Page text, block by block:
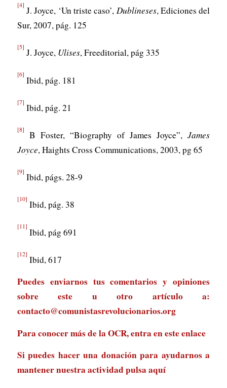
[4] J. Joyce, ‘Un triste caso’, Dublineses, Ediciones del
Sur, 2007, pág. 125
[5] J. Joyce, Ulises, Freeditorial, pág 335
[6] Ibid, pág. 181
[7] Ibid, pág. 21
[8] B Foster, “Biography of James Joyce”,James
Joyce, Haights Cross Communications, 2003, pg 65
[9] Ibid, págs. 28-9
[10] Ibid, pág. 38
[11] Ibid, pág 691
[12] Ibid, 617
Puedes enviarnos tus comentarios y opiniones
sobre este u otro artículo a:
contacto@comunistasrevolucionarios.org
Para conocer más de la OCR, entra eneste enlace
Si puedes hacer una donación para ayudarnos a
mantener nuestra actividad pulsa aquí